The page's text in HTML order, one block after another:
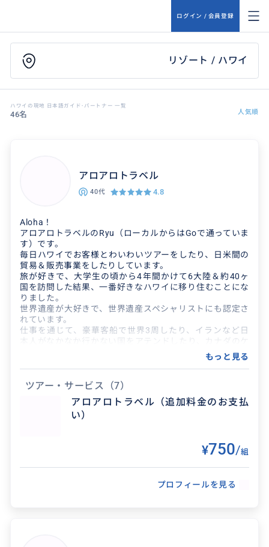
ログイン / 会員登録
リゾート / ハワイ
ハワイの現地 日本語ガイド･パートナー 一覧
46名 人気順
アロアロトラベル
40代 4.8
Aloha！
アロアロトラベルのRyu（ローカルからはGoで通っていま
す）です。
毎日ハワイでお客様とわいわいツアーをしたり、日米間の
貿易＆販売事業をしたりしています。
旅が好きで、大学生の頃から4年間かけて6大陸＆約40ヶ
国を訪問した結果、一番好きなハワイに移り住むことにな
りました。
世界遺産が大好きで、世界遺産スペシャリストにも認定さ
れています。
仕事を通じて、豪華客船で世界3周したり、イランなど日
本人がなかなか行かない国をアテンドしたり、カナダのケ
ベックシティで世界遺産の街を案内したり、旅に関するこ
誰よりも遊び倒したと思うので、どんなご要望でもお気軽
ハワイで最も自由なツアーをご提供していますので、思い
っきり満喫してくださいね。
もっと見る
ツアー・サービス
（7）
アロアロトラベル（追加料金のお支払
い）
¥750/組
プロフィールを見る